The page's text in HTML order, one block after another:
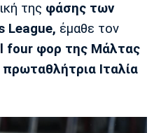
της φάσης των
League, έμαθε τον
four φορ της Μάλτας
Ιταλία